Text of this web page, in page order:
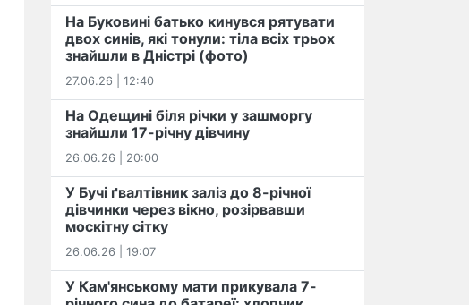
На Буковині батько кинувся рятувати
двох синів, які тонули: тіла всіх трьох
знайшли в Дністрі (фото)
27.06.26 | 12:40
На Одещині біля річки у зашморгу
знайшли 17-річну дівчину
26.06.26 | 20:00
У Бучі ґвалтівник заліз до 8-річної
дівчинки через вікно, розірвавши
москітну сітку
26.06.26 | 19:07
У Кам'янському мати прикувала 7-